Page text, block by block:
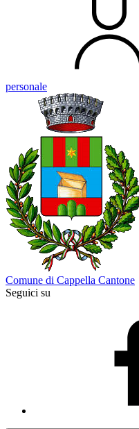
personale
Comune di Cappella Cantone
Seguici su